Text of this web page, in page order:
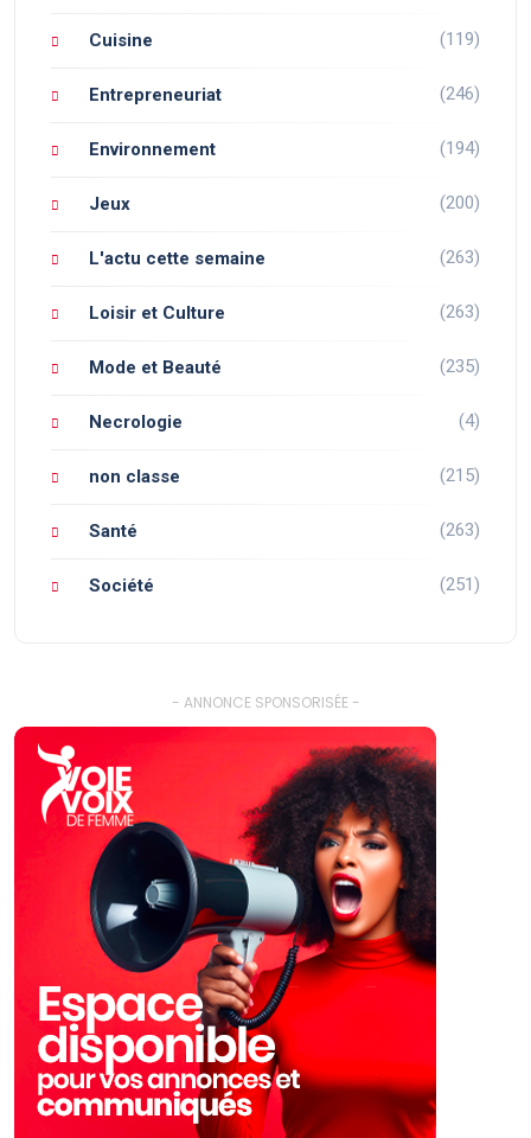
Cuisine (119)
Entrepreneuriat (246)
Environnement (194)
Jeux (200)
L'actu cette semaine (263)
Loisir et Culture (263)
Mode et Beauté (235)
Necrologie (4)
non classe (215)
Santé (263)
Société (251)
- ANNONCE SPONSORISÉE -